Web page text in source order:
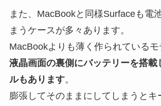
また、MacBookと同様Surfaceも電
まうケースが多々あります。
MacBookよりも薄く作られているモ
液晶画面の裏側にバッテリーを搭載
ルもあります。
膨張してそのままにしてしまうとキ